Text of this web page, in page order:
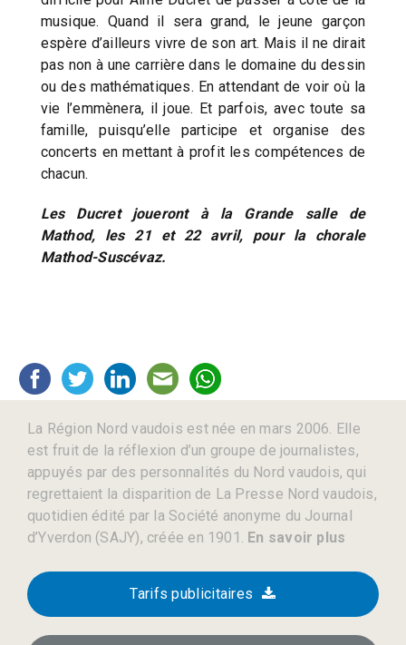
musique. Quand il sera grand, le jeune garçon
espère d’ailleurs vivre de son art. Mais il ne dirait
pas non à une carrière dans le domaine du dessin
ou des mathématiques. En attendant de voir où la
vie l’emmènera, il joue. Et parfois, avec toute sa
famille, puisqu’elle participe et organise des
concerts en mettant à profit les compétences de
chacun.
Les Ducret joueront à la Grande salle de
Mathod, les 21 et 22 avril, pour la chorale
Mathod-Suscévaz.
La Région Nord vaudois est née en mars 2006. Elle
est fruit de la réflexion d’un groupe de journalistes,
appuyés par des personnalités du Nord vaudois, qui
regrettaient la disparition de La Presse Nord vaudois,
quotidien édité par la Société anonyme du Journal
d’Yverdon (SAJY), créée en 1901. En savoir plus
Tarifs publicitaires